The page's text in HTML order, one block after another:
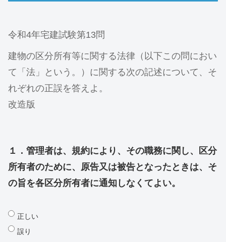
令和4年宅建試験第13問
建物の区分所有等に関する法律（以下この問におい
て「法」という。）に関する次の記述について、そ
れぞれの正誤を答えよ。
改造版
１．管理者は、規約により、その職務に関し、区分
所有者のために、原告又は被告となったときは、そ
の旨を各区分所有者に通知しなくてよい。
正しい
誤り